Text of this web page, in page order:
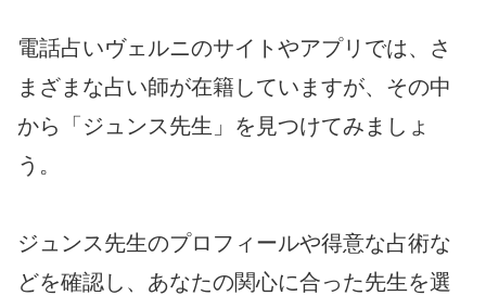
電話占いヴェルニのサイトやアプリでは、さ
まざまな占い師が在籍していますが、その中
から「ジュンス先生」を見つけてみましょ
う。
ジュンス先生のプロフィールや得意な占術な
どを確認し、あなたの関心に合った先生を選